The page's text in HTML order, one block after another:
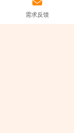
需求反馈